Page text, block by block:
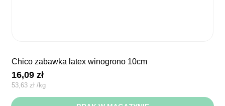
chico zabawka latex winogrono 10cm
16,09zł
53,63 zł /kg